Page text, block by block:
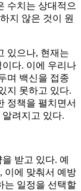
수치는 상대적으
지 않은 것이 원
있으나, 현재는
다. 이에 우리나
며 백신을 접종
지 못하고 있다.
정책을 펼치면서
려지고 있다.
받고 있다. 예
이에 맞춰서 예방
는 일정을 선택할